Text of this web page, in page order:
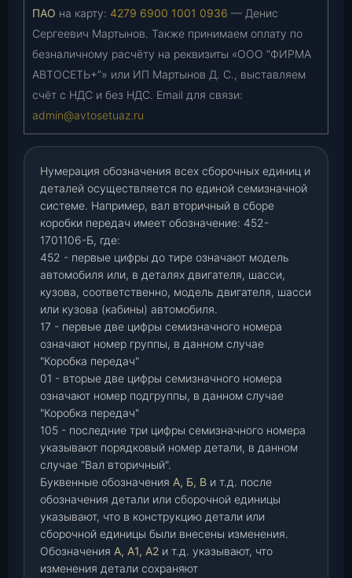
ПАО на карту: 4279 6900 1001 0936 — Денис
Сергеевич Мартынов. Также принимаем оплату по
безналичному расчёту на реквизиты «ООО “ФИРМА
АВТОСЕТЬ+”» или ИП Мартынов Д. С., выставляем
счёт с НДС и без НДС. Email для связи:
admin@avtosetuaz.ru
Нумерация обозначения всех сборочных единиц и
деталей осуществляется по единой семизначной
системе. Например, вал вторичный в сборе
коробки передач имеет обозначение: 452-
1701106-Б, где:
452 - первые цифры до тире означают модель
автомобиля или, в деталях двигателя, шасси,
кузова, соответственно, модель двигателя, шасси
или кузова (кабины) автомобиля.
17 - первые две цифры семизначного номера
означают номер группы, в данном случае
"Коробка передач"
01 - вторые две цифры семизначного номера
означают номер подгруппы, в данном случае
"Коробка передач"
105 - последние три цифры семизначного номера
указывают порядковый номер детали, в данном
случае "Вал вторичный".
Буквенные обозначения А, Б, В и т.д. после
обозначения детали или сборочной единицы
указывают, что в конструкцию детали или
сборочной единицы были внесены изменения.
Обозначения А, А1, А2 и т.д. указывают, что
изменения детали сохраняют